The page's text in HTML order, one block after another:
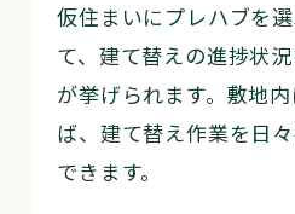
仮住まいにプレハブを
て、建て替えの進捗状
が挙げられます。敷地
ば、建て替え作業を日
できます。